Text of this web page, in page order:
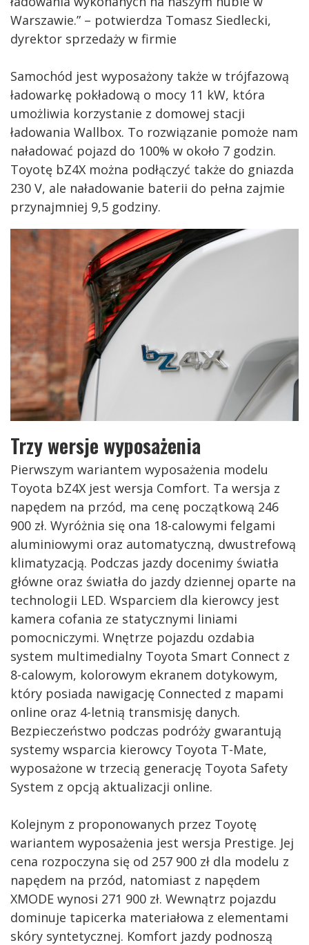
Warszawie.” – potwierdza Tomasz Siedlecki,
dyrektor sprzedaży w firmie
Samochód jest wyposażony także w trójfazową
ładowarkę pokładową o mocy 11 kW, która
umożliwia korzystanie z domowej stacji
ładowania Wallbox. To rozwiązanie pomoże nam
naładować pojazd do 100% w około 7 godzin.
Toyotę bZ4X można podłączyć także do gniazda
230 V, ale naładowanie baterii do pełna zajmie
przynajmniej 9,5 godziny.
Trzy wersje wyposażenia
Pierwszym wariantem wyposażenia modelu
Toyota bZ4X jest wersja Comfort. Ta wersja z
napędem na przód, ma cenę początkową 246
900 zł. Wyróżnia się ona 18-calowymi felgami
aluminiowymi oraz automatyczną, dwustrefową
klimatyzacją. Podczas jazdy docenimy światła
główne oraz światła do jazdy dziennej oparte na
technologii LED. Wsparciem dla kierowcy jest
kamera cofania ze statycznymi liniami
pomocniczymi. Wnętrze pojazdu ozdabia
system multimedialny Toyota Smart Connect z
8-calowym, kolorowym ekranem dotykowym,
który posiada nawigację Connected z mapami
online oraz 4-letnią transmisję danych.
Bezpieczeństwo podczas podróży gwarantują
systemy wsparcia kierowcy Toyota T-Mate,
wyposażone w trzecią generację Toyota Safety
System z opcją aktualizacji online.
Kolejnym z proponowanych przez Toyotę
wariantem wyposażenia jest wersja Prestige. Jej
cena rozpoczyna się od 257 900 zł dla modelu z
napędem na przód, natomiast z napędem
XMODE wynosi 271 900 zł. Wewnątrz pojazdu
dominuje tapicerka materiałowa z elementami
skóry syntetycznej. Komfort jazdy podnoszą